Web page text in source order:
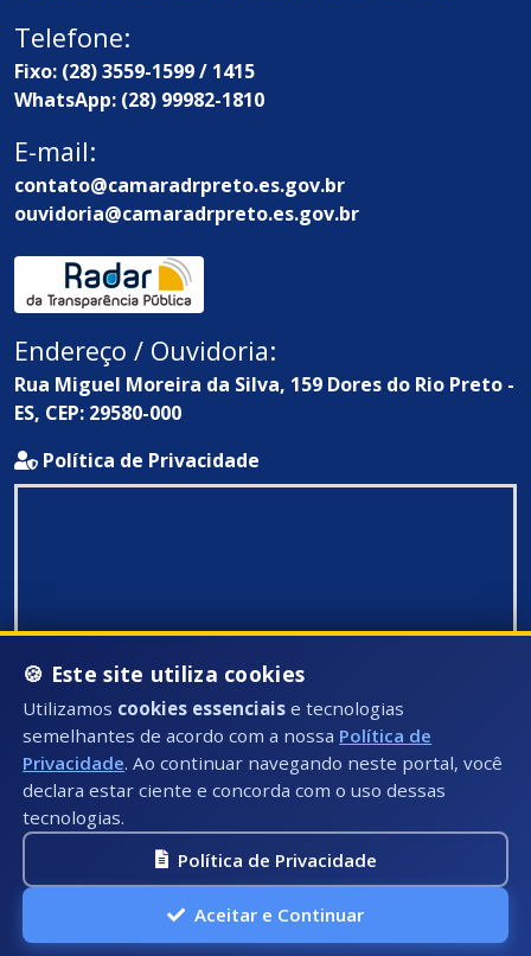
Telefone:
Fixo: (28) 3559-1599 / 1415
WhatsApp: (28) 99982-1810
E-mail:
contato@camaradrpreto.es.gov.br
ouvidoria@camaradrpreto.es.gov.br
Endereço / Ouvidoria:
Rua Miguel Moreira da Silva, 159 Dores do Rio Preto -
ES, CEP: 29580-000
Política de Privacidade
Todos Direitos Reservados ©: 2026
A.P.I Soluções
🍪 Este site utiliza cookies
Utilizamos cookies essenciais e tecnologias
semelhantes de acordo com a nossa Política de
Privacidade. Ao continuar navegando neste portal, você
declara estar ciente e concorda com o uso dessas
tecnologias.
Política de Privacidade
Aceitar e Continuar